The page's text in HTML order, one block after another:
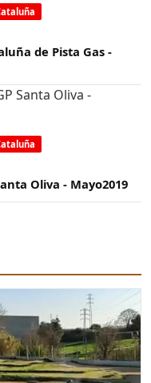
de Pista Gas -
Oliva - Mayo2019